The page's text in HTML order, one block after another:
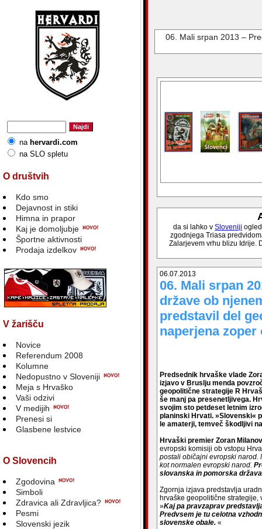
na hervardi.com
na SLO spletu
O društvih
Kdo smo
Dejavnost in stiki
Himna in prapor
Kaj je domoljubje
Športne aktivnosti
Prodaja izdelkov
V žarišču
Novice
Referendum 2008
Kolumne
Nedopustno v Sloveniji
Meja s Hrvaško
Vaši odzivi
V medijih
Prenesi si
Glasbene lestvice
O Slovencih
Zgodovina
Simboli
Zdravica ali Zdravljica?
Pesmi
Slovenski jezik
06. Mali srpan 2013 –
da si lahko v Sloveniji
zgodnjega Triasa
Zalarjevem vrhu blizu Idrije.
06.07.2013
06. Mali srpan
države ob
predstavil del
naperjena
Predsednik hrvaške vlade
izjavo v Bruslju menda
geopolitične strategije R
še manj pa presenetljivega.
svojim sto petdeset letnim
planinski Hrvati. »Slovenski«
le amaterji, temveč škodljivi
Hrvaški premier Zoran
evropski komisiji ob vstopu
postali običajni evropski narod.
kot normalen evropski narod.
slovanska in pomorska
Zgornja izjava predstavlja
hrvaške geopolitične strategije,
»Kaj pa pravzaprav
Predvsem je tu celotna
slovenske obale. «